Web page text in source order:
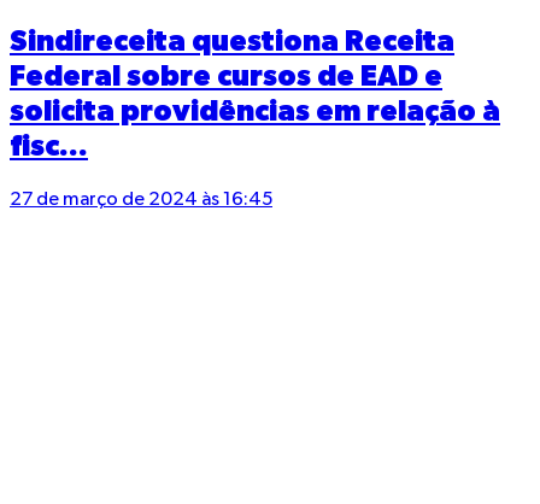
Sindireceita questiona Receita
Federal sobre cursos de EAD e
solicita providências em relação à
fisc...
27 de março de 2024 às 16:45